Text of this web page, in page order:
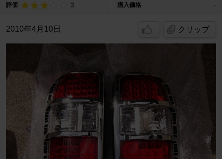
評価 3 購入価格 -
2010年4月10日 クリップ